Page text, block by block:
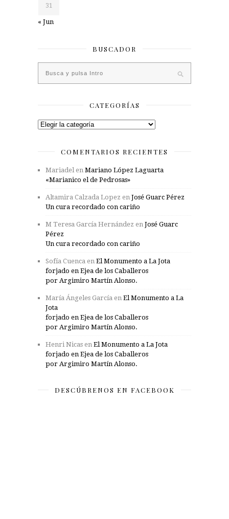
31
« Jun
BUSCADOR
CATEGORÍAS
Categorías
COMENTARIOS RECIENTES
Mariadel en Mariano López Laguarta
«Marianico el de Pedrosas»
Altamira Calzada Lopez en José Guarc Pérez
Un cura recordado con cariño
M Teresa García Hernández en José Guarc
Pérez
Un cura recordado con cariño
Sofía Cuenca en El Monumento a La Jota
forjado en Ejea de los Caballeros
por Argimiro Martín Alonso.
María Ángeles García en El Monumento a La
Jota
forjado en Ejea de los Caballeros
por Argimiro Martín Alonso.
Henri Nicas en El Monumento a La Jota
forjado en Ejea de los Caballeros
por Argimiro Martín Alonso.
DESCÚBRENOS EN FACEBOOK